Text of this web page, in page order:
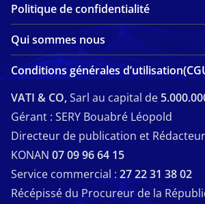
Politique de confidentialité
Qui sommes nous
Conditions générales
VATI & CO,Sarl au capital de
Gérant : SERY Bouabré Léopold
Directeur de publication et
KONAN 07 09 96 64 15
Service commercial : 27 22 31 38 02
Récépissé du Procureur de la